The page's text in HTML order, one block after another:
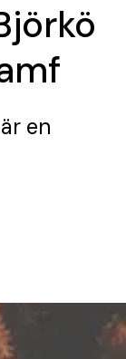
är en